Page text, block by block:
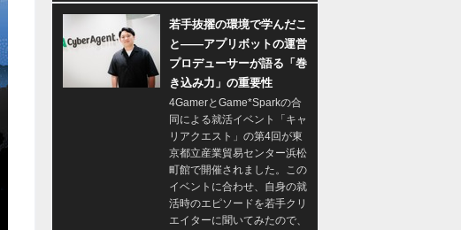
若手抜擢の環境で学んだこ
と――アプリボットの運営
プロデューサーが語る「巻
き込み力」の重要性
4GamerとGame*Sparkの合
同による就活イベント「キャ
リアクエスト」の第4回が東
京都立産業貿易センター浜松
町館で開催されました。この
イベントに合わせ、自身の就
活時のエピソードを若手クリ
エイターに聞いてみたので、